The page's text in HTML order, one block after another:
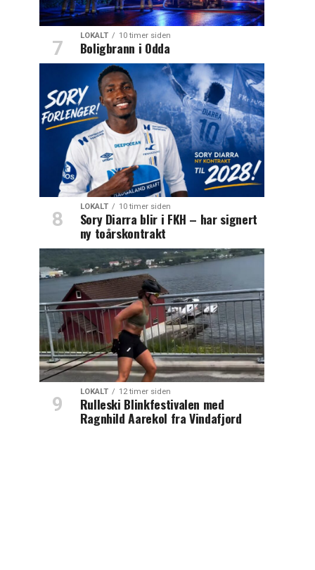
LOKALT 10 timer siden
Boligbrann i Odda
LOKALT 10 timer siden
Sory Diarra blir i FKH – har signert
ny toårskontrakt
LOKALT 12 timer siden
Rulleski Blinkfestivalen med
Ragnhild Aarekol fra Vindafjord